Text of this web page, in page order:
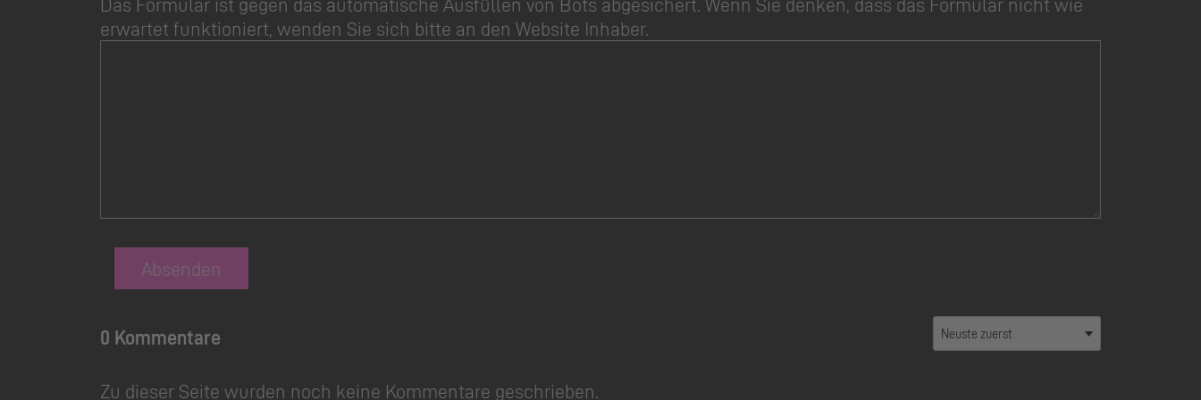
erwartet funktioniert, wenden Sie sich bitte an den Website Inhaber.
Absenden
0 Kommentare
Zu dieser Seite wurden noch keine Kommentare geschrieben.